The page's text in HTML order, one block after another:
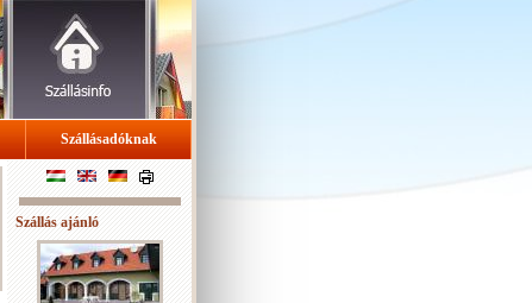
Szállásadóknak
Szállás ajánló